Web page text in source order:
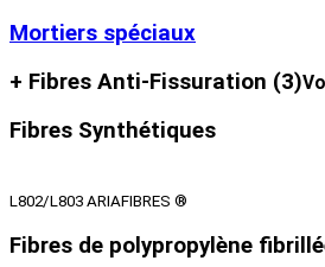
Mortiers spéciaux
+ Fibres Anti-Fissuration (3)
Fibres Synthétiques
L802/L803 ARIAFIBRES ®
Fibres de polypropylène